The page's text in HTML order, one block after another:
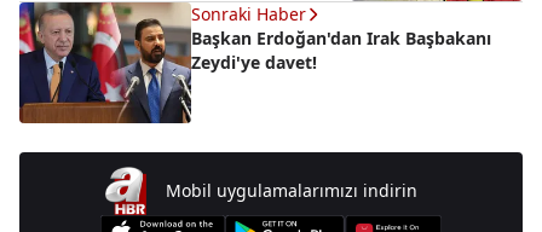
Sonraki Haber
Başkan Erdoğan'dan Irak Başbakanı
Zeydi'ye davet!
Mobil uygulamalarımızı indirin